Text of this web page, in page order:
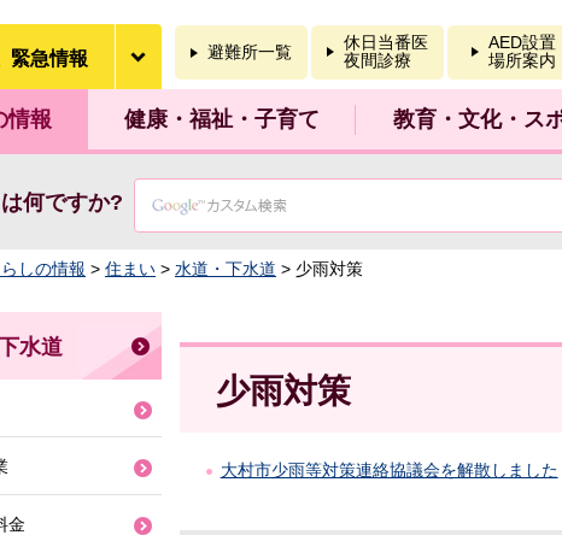
緊急情報 避難所一覧
休日当番医
夜間診療
AED設置
場所案内
情報 健康・福祉・子育て 教育・文化・ス
何ですか?
らしの情報 > 住まい > 水道・下水道 > 少雨対策
少雨対策
大村市少雨等対策連絡協議会を解散しました
水道
金